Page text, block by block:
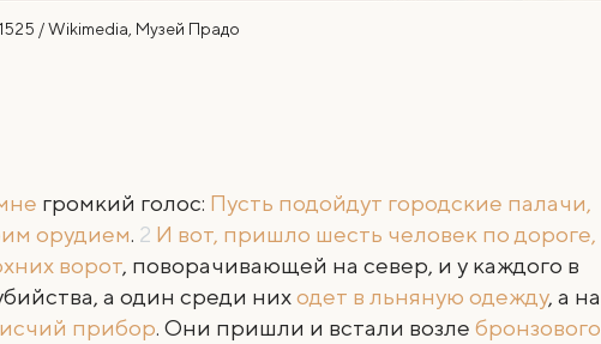
/ Wikimedia, Музей Прадо
громкий голос: Пусть подойдут городские палачи,
орудием. 2 И вот, пришло шесть человек по дороге,
ворот, поворачивающей на север, и у каждого в
а один среди ниходет в льняную одежду, а на
прибор. Они пришли и встали возле бронзового